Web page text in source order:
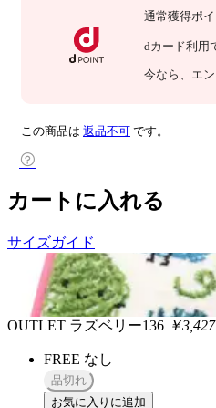
通常獲得ポイ
dカード利用
今なら 、エ
この商品は 返品不可 です。
カートに入れる
サイズガイド
OUTLET ラズベリー136 ￥3,427
FREE なし
品切れ
お気に入りに追加